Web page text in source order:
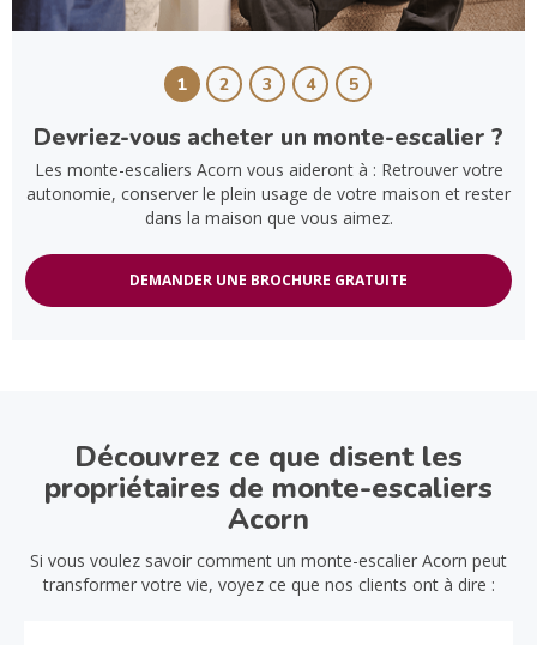
1 2 3 4 5
Devriez-vous acheter un monte-escalier ?
Les monte-escaliers Acorn vous aideront à : Retrouver votre
autonomie, conserver le plein usage de votre maison et rester
dans la maison que vous aimez.
DEMANDER UNE BROCHURE GRATUITE
Découvrez ce que disent les
propriétaires de monte-escaliers
Acorn
Si vous voulez savoir comment un monte-escalier Acorn peut
transformer votre vie, voyez ce que nos clients ont à dire :